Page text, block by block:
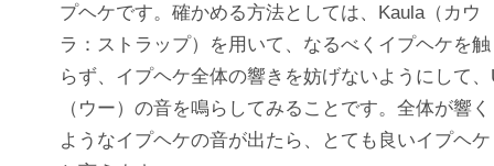
プヘケです。確かめる方法としては、Kaula（カウ
ラ：ストラップ）を用いて、なるべくイプヘケを触
らず、イプヘケ全体の響きを妨げないようにして、
（ウー）の音を鳴らしてみることです。全体が響く
ようなイプヘケの音が出たら、とても良いイプヘケ